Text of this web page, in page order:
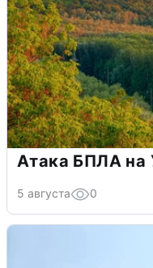
Атака БПЛА на
5 августа 0